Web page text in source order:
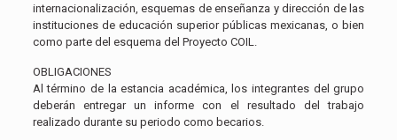
internacionalización, esquemas de enseñanza y dirección de las
instituciones de educación superior públicas mexicanas, o bien
como parte del esquema del Proyecto COIL.
OBLIGACIONES
Al término de la estancia académica, los integrantes del grupo
deberán entregar un informe con el resultado del trabajo
realizado durante su periodo como becarios.